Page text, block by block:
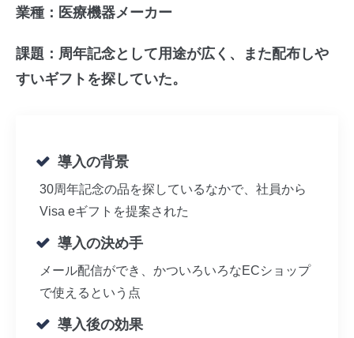
業種：医療機器メーカー
課題：周年記念として用途が広く、また配布しや
すいギフトを探していた。
導入の背景
30周年記念の品を探しているなかで、社員から
Visa eギフトを提案された
導入の決め手
メール配信ができ、かついろいろなECショップ
で使えるという点
導入後の効果